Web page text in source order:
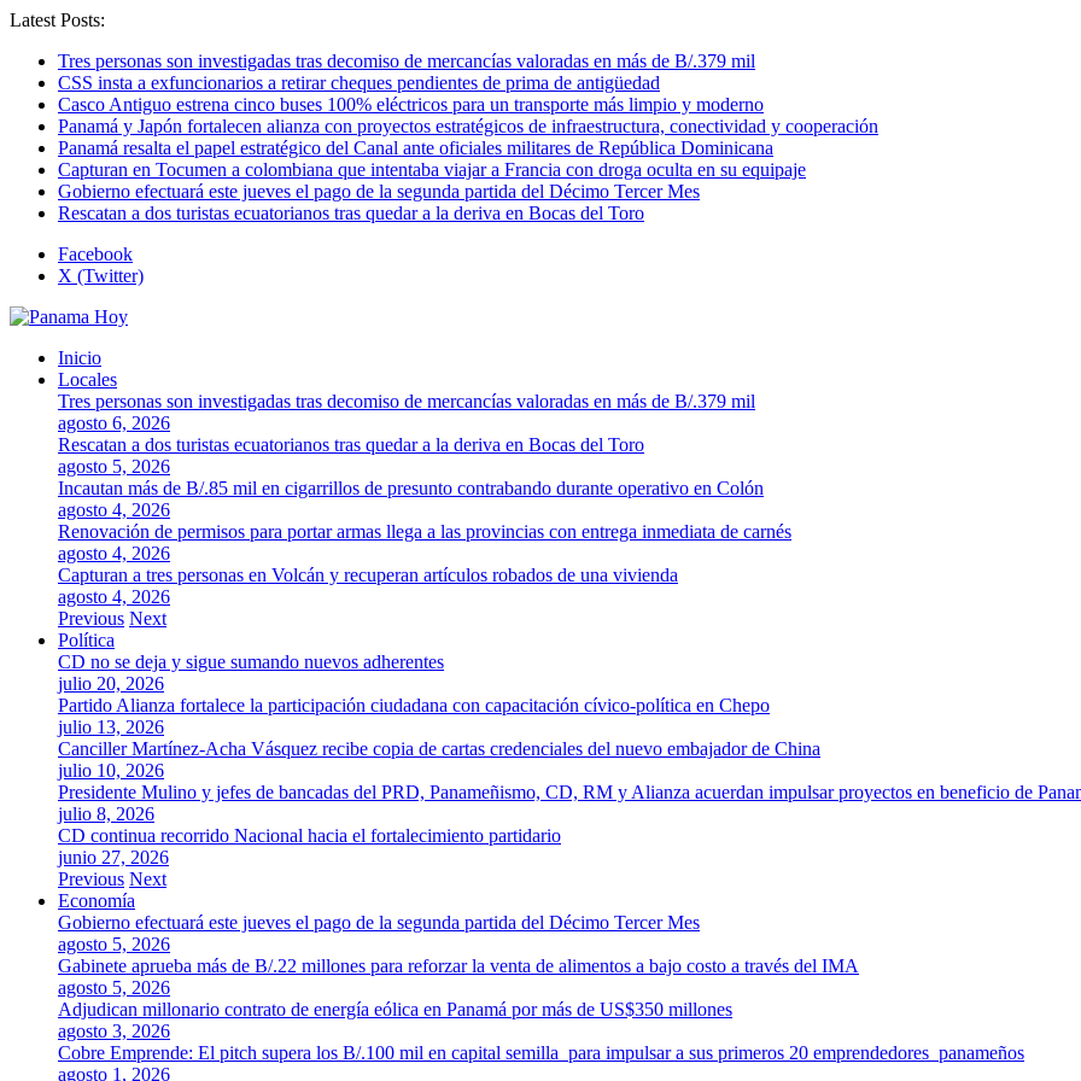
Latest Posts:
Tres personas son investigadas tras decomiso de mercancías valoradas en más de B/.379 mil
CSS insta a exfuncionarios a retirar cheques pendientes de prima de antigüedad
Casco Antiguo estrena cinco buses 100% eléctricos para un transporte más limpio y moderno
Panamá y Japón fortalecen alianza con proyectos estratégicos de infraestructura, conectividad y cooperación
Panamá resalta el papel estratégico del Canal ante oficiales militares de República Dominicana
Capturan en Tocumen a colombiana que intentaba viajar a Francia con droga oculta en su equipaje
Gobierno efectuará este jueves el pago de la segunda partida del Décimo Tercer Mes
Rescatan a dos turistas ecuatorianos tras quedar a la deriva en Bocas del Toro
Facebook
X (Twitter)
Inicio
Locales
Tres personas son investigadas tras decomiso de mercancías valoradas en más de B/.379 mil
agosto 6, 2026
Rescatan a dos turistas ecuatorianos tras quedar a la deriva en Bocas del Toro
agosto 5, 2026
Incautan más de B/.85 mil en cigarrillos de presunto contrabando durante operativo en Colón
agosto 4, 2026
Renovación de permisos para portar armas llega a las provincias con entrega inmediata de carnés
agosto 4, 2026
Capturan a tres personas en Volcán y recuperan artículos robados de una vivienda
agosto 4, 2026
Previous Next
Política
CD no se deja y sigue sumando nuevos adherentes
julio 20, 2026
Partido Alianza fortalece la participación ciudadana con capacitación cívico-política en Chepo
julio 13, 2026
Canciller Martínez-Acha Vásquez recibe copia de cartas credenciales del nuevo embajador de China
julio 10, 2026
Presidente Mulino y jefes de bancadas del PRD, Panameñismo, CD, RM y Alianza acuerdan impulsar proyectos en beneficio de
julio 8, 2026
CD continua recorrido Nacional hacia el fortalecimiento partidario
junio 27, 2026
Previous Next
Economía
Gobierno efectuará este jueves el pago de la segunda partida del Décimo Tercer Mes
agosto 5, 2026
Gabinete aprueba más de B/.22 millones para reforzar la venta de alimentos a bajo costo a través del IMA
agosto 5, 2026
Adjudican millonario contrato de energía eólica en Panamá por más de US$350 millones
agosto 3, 2026
Cobre Emprende: El pitch supera los B/.100 mil en capital semilla para impulsar a sus primeros 20 emprendedores panameños
agosto 1, 2026